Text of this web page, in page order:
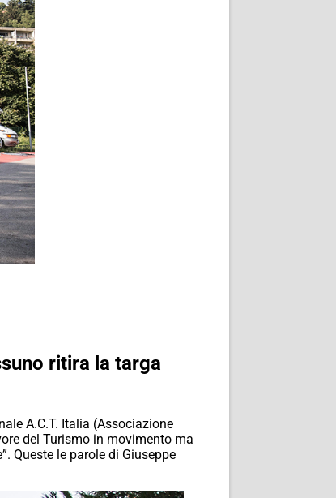
ritira la targa
A.C.T. Italia (Associazione
del Turismo in movimento ma
Queste le parole di Giuseppe